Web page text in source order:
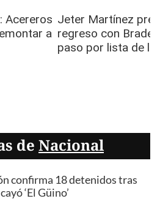
de Nacional
confirma 18 detenidos tras
‘El Güino’